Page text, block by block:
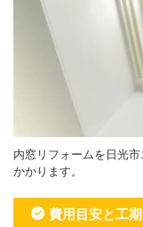
内窓リフォームを日光
かかります。
費用目安と工期